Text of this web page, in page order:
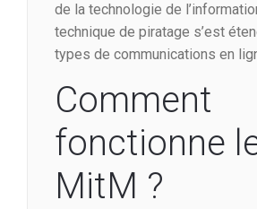
de la technologie de
technique de piratage s’est
types de communications en
Comment
fonctionne
MitM ?